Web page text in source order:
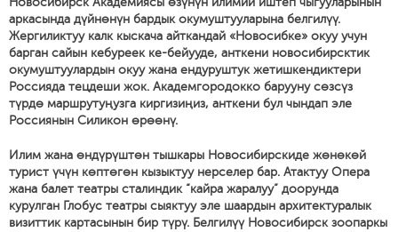
аркасында дүйнөнүн бардык окумуштууларына белгилүү.
Жергиликтуу калк кыскача айткандай «Новосибке» окуу учун
барган сайын кебуреек ке-бейууде, анткени новосибирсктик
окумуштуулардын окуу жана ендуруштук жетишкендиктери
Россияда тецдеши жок. Академгородокко барууну сөзсүз
түрдө маршрутуңузга киргизиңиз, анткени бул чындап эле
Россиянын Силикон өрөөнү.
Илим жана өндүрүштөн тышкары Новосибирскиде жөнөкөй
турист үчүн көптөгөн кызыктуу нерселер бар. Атактуу Опера
жана балет театры сталиндик “кайра жаралуу” доорунда
курулган Глобус театры сыяктуу эле шаардын архитектуралык
визиттик картасынын бир түрү. Белгилүү Новосибирск зоопаркы